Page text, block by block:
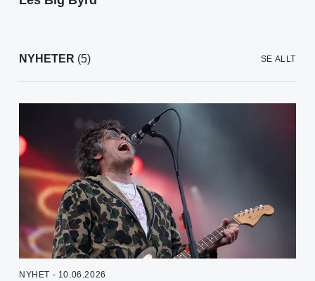
NYHETER (5) SE ALLT
NYHET - 10.06.2026